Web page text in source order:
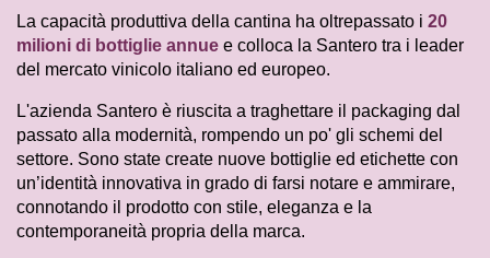
La capacità produttiva della cantina ha oltrepassato i 20
milioni di bottiglie annue e colloca la Santero tra i leader
del mercato vinicolo italiano ed europeo.
L'azienda Santero è riuscita a traghettare il packaging dal
passato alla modernità, rompendo un po' gli schemi del
settore. Sono state create nuove bottiglie ed etichette con
un’identità innovativa in grado di farsi notare e ammirare,
connotando il prodotto con stile, eleganza e la
contemporaneità propria della marca.